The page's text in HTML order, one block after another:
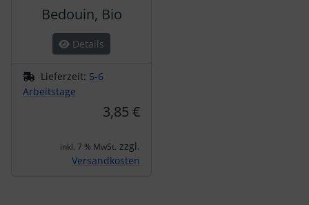
Bedouin, Bio
Details
Lieferzeit: 5-6
Arbeitstage
3,85 €
inkl. 7 % MwSt. zzgl.
Versandkosten